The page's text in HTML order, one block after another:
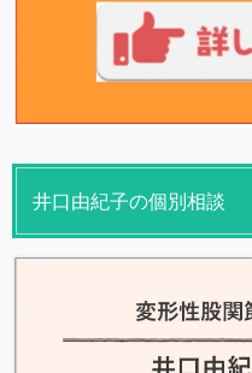
井口由紀子の個別相談